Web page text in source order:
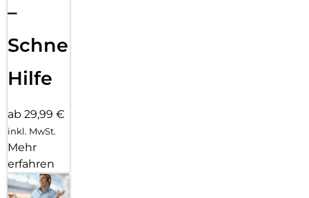
–
Schnelle
Hilfe
ab 29,99 €
inkl. MwSt.
Mehr
erfahren